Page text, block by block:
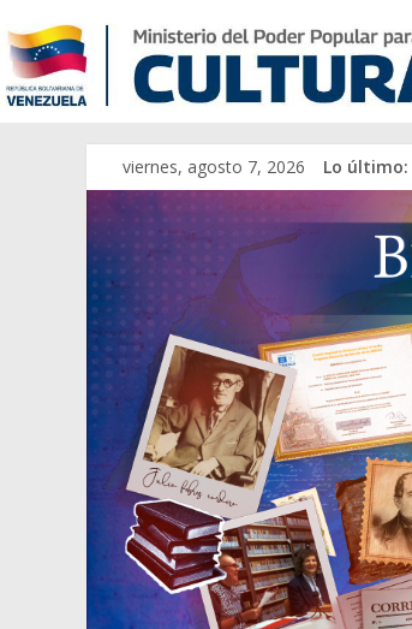
viernes, agosto 7, 2026 Lo último: